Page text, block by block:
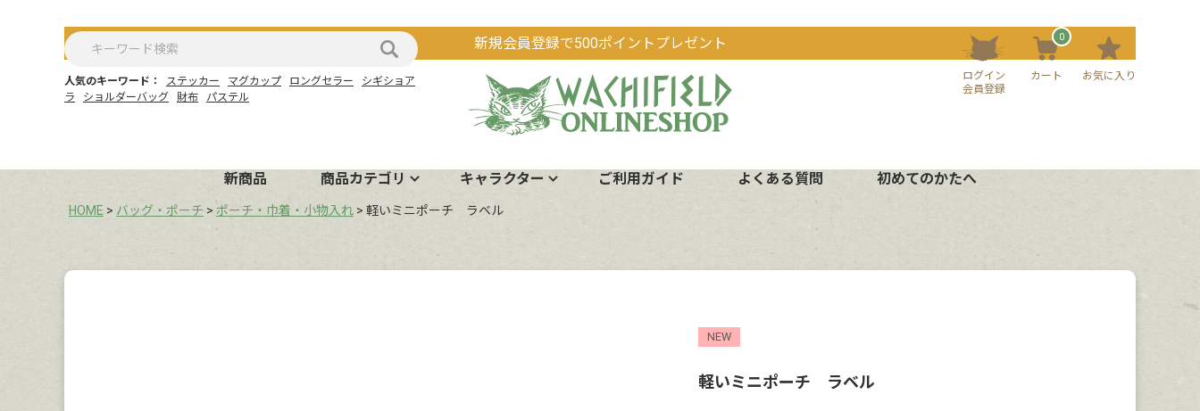
新規会員登録で500ポイントプレゼント
人気のキーワード： ステッカー マグカップ ロングセラー
シギショア
ラ
ショルダーバッグ 財布 パステル
ログイン
会員登録
カート
0
お気に入り
新商品 商品カテゴリ キャラクター ご利用ガイド よくある質問 初めてのかたへ
HOME バッグ・ポーチ ポーチ・巾着・小物入れ 軽いミニポーチ ラベル
NEW
軽いミニポーチ ラベル